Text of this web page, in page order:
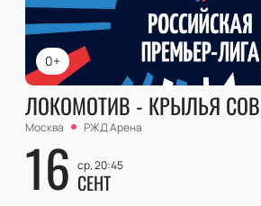
0+
ЛОКОМОТИВ - КРЫЛЬЯ
Москва РЖД Арена
16 ср, 20:45
СЕНТ